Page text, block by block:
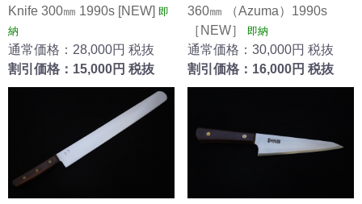
Knife 300㎜ 1990s [NEW] 即
納
通常価格：28,000円 税抜
割引価格：15,000円 税抜
360㎜ （Azuma）1990s
［NEW］
即納
通常価格：30,000円 税抜
割引価格：16,000円 税抜